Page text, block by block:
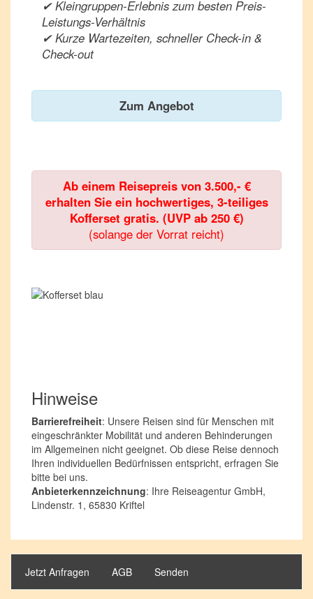
✔ Kleingruppen-Erlebnis zum besten Preis-
Leistungs-Verhältnis
✔ Kurze Wartezeiten, schneller Check-in &
Check-out
Zum Angebot
Ab einem Reisepreis von 3.500,- €
erhalten Sie ein hochwertiges, 3-teiliges
Kofferset gratis. (UVP ab 250 €)
(solange der Vorrat reicht)
Hinweise
Barrierefreiheit: Unsere Reisen sind für Menschen mit
eingeschränkter Mobilität und anderen Behinderungen
im Allgemeinen nicht geeignet. Ob diese Reise dennoch
Ihren individuellen Bedürfnissen entspricht, erfragen Sie
bitte bei uns.
Anbieterkennzeichnung: Ihre Reiseagentur GmbH,
Lindenstr. 1, 65830 Kriftel
Jetzt Anfragen AGB Senden